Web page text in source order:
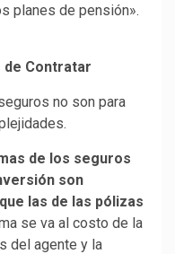
planes de pensión».
Contratar
no son para
de los seguros
son
las de las pólizas
se va al costo de la
del agente y la